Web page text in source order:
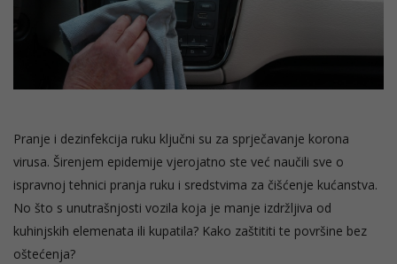
Pranje i dezinfekcija ruku ključni su za sprječavanje korona
virusa. Širenjem epidemije vjerojatno ste već naučili sve o
ispravnoj tehnici pranja ruku i sredstvima za čišćenje kućanstva.
No što s unutrašnjosti vozila koja je manje izdržljiva od
kuhinjskih elemenata ili kupatila? Kako zaštititi te površine bez
oštećenja?